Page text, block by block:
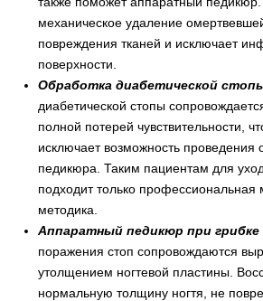
механическое удаление
повреждения тканей и исключает
поверхности.
Обработка диабетической
диабетической стопы
полной потерей чувствительности,
исключает возможность проведения
педикюра. Таким пациентам для
подходит только профессиональная
методика.
Аппаратный педикюр при грибке
поражения стоп сопровождаются
утолщением ногтевой пластины.
нормальную толщину ногтя, не